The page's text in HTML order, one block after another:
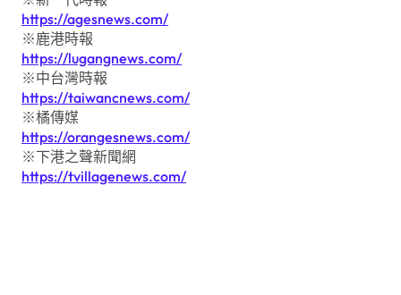
https://agesnews.com/
※鹿港時報
https://lugangnews.com/
※中台灣時報
https://taiwancnews.com/
※橘傳媒
https://orangesnews.com/
※下港之聲新聞網
https://tvillagenews.com/